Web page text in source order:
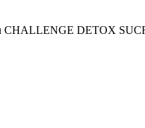
CHALLENGE DETOX